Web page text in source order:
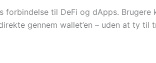
til DeFi og dApps. Brugere
gennem wallet’en – uden at ty